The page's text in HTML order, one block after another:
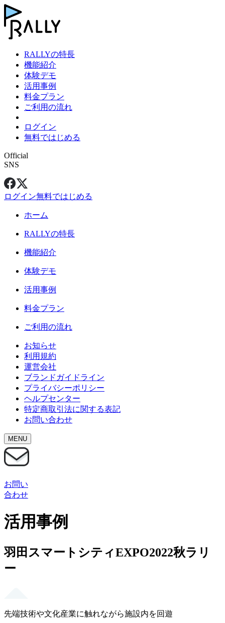
RALLYの特長
機能紹介
体験デモ
活用事例
料金プラン
ご利用の流れ
ログイン
無料ではじめる
Official
SNS
ログイン無料ではじめる
ホーム
RALLYの特長
機能紹介
体験デモ
活用事例
料金プラン
ご利用の流れ
お知らせ
利用規約
運営会社
ブランドガイドライン
プライバシーポリシー
ヘルプセンター
特定商取引法に関する表記
お問い合わせ
MENU
お問い
合わせ
活用事例
羽田スマートシティEXPO2022秋ラリ
ー
先端技術や文化産業に触れながら施設内を回遊